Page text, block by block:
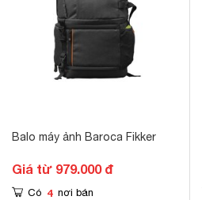
Balo máy ảnh Baroca Fikker
Giá từ 979.000 đ
Có 4 nơi bán